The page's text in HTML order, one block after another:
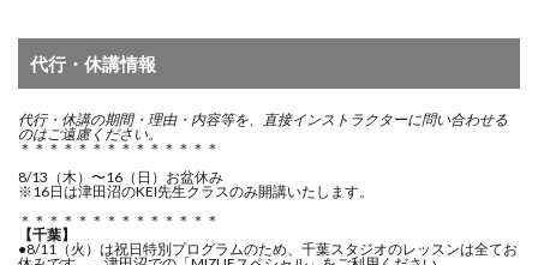
代行・休講情報
代行・休講の期間・ 理由・内容等を、直接インストラクターに問い合わせる
のはご遠慮ください。
＊＊＊＊＊＊＊＊＊＊＊＊＊＊
8/13（木）〜16（日）お盆休み
※16日は津田沼のKEI先生クラスのみ開講いたします。
＊＊＊＊＊＊＊＊＊＊＊＊＊＊
【千葉】
●8/11（火）は祝日特別プログラムのため、千葉スタジオのレッスンは全てお